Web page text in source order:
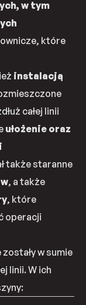
w tym
które
instalacją
całej linii
ułożenie oraz
także staranne
, a także
, które
operacji
w sumie
linii. W ich